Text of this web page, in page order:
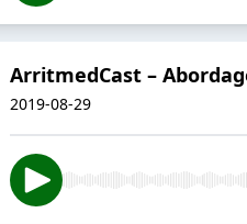
ArritmedCast –
2019-08-29